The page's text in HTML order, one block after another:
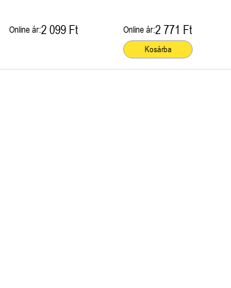
Online ár:2 099 Ft Online ár:2 771 Ft
Kosárba